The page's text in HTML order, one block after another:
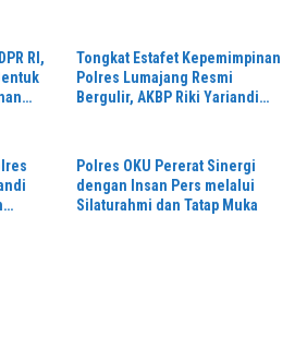
RI,
Tongkat Estafet Kepemimpinan
Polres Lumajang Resmi
Bergulir, AKBP Riki Yariandi
Polres OKU Pererat Sinergi
dengan Insan Pers melalui
Silaturahmi dan Tatap Muka